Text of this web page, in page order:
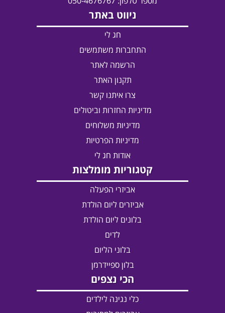
ניווט באתר
חג לי
התחברות משתמשים
הרשמה לאתר
תקנון האתר
צרו איתנו קשר
מדיניות החזרות וביטולים
מדיניות משלוחים
מדיניות הפרטיות
אודות חג לי
קטגוריות מומלצות
אביזרי הפעלה
אביזרים ליום הולדת
בלונים ליום הולדת
לדים
בלוני הליום
בלון ספיידרמן
הכי נצפים
כלי נגינה לילדים